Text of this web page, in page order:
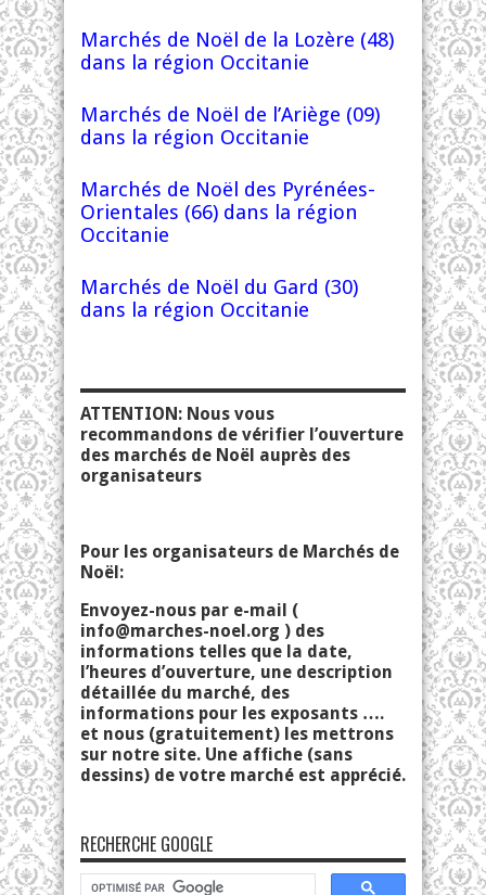
Marchés de Noël de la Lozère (48)
dans la région Occitanie
Marchés de Noël de l’Ariège (09)
dans la région Occitanie
Marchés de Noël des Pyrénées-
Orientales (66) dans la région
Occitanie
Marchés de Noël du Gard (30)
dans la région Occitanie
ATTENTION: Nous vous
recommandons de vérifier l’ouverture
des marchés de Noël auprès des
organisateurs
Pour les organisateurs de Marchés de
Noël:
Envoyez-nous par e-mail (
info@marches-noel.org ) des
informations telles que la date,
l’heures d’ouverture, une description
détaillée du marché, des
informations pour les exposants ….
et nous (gratuitement) les mettrons
sur notre site. Une affiche (sans
dessins) de votre marché est apprécié.
RECHERCHE GOOGLE